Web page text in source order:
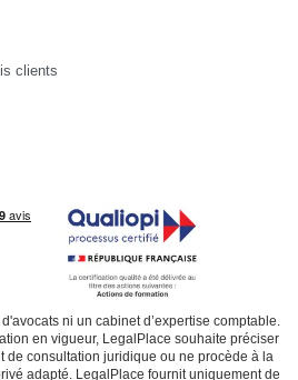
clients
ni un cabinet d’expertise comptable.
en vigueur, LegalPlace souhaite préciser
de consultation juridique ou ne procède à la
adapté. LegalPlace fournit uniquement de